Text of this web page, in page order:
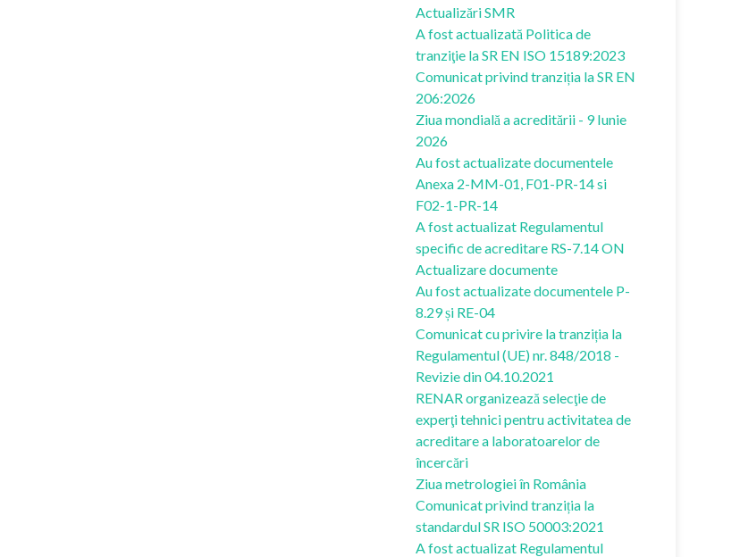
Actualizări SMR
A fost actualizată Politica de
tranziţie la SR EN ISO 15189:2023
Comunicat privind tranziția la SR EN
206:2026
Ziua mondială a acreditării - 9 Iunie
2026
Au fost actualizate documentele
Anexa 2-MM-01, F01-PR-14 si
F02-1-PR-14
A fost actualizat Regulamentul
specific de acreditare RS-7.14 ON
Actualizare documente
Au fost actualizate documentele P-
8.29 și RE-04
Comunicat cu privire la tranziția la
Regulamentul (UE) nr. 848/2018 -
Revizie din 04.10.2021
RENAR organizează selecţie de
experţi tehnici pentru activitatea de
acreditare a laboratoarelor de
încercări
Ziua metrologiei în România
Comunicat privind tranziția la
standardul SR ISO 50003:2021
A fost actualizat Regulamentul